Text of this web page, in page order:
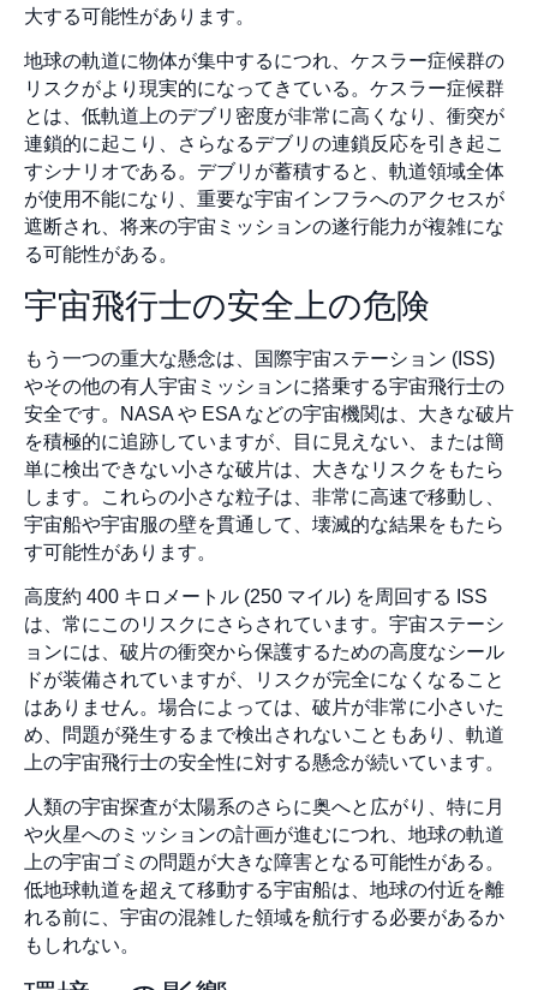
大する可能性があります。
地球の軌道に物体が集中するにつれ、ケスラー症候群の
リスクがより現実的になってきている。ケスラー症候群
とは、低軌道上のデブリ密度が非常に高くなり、衝突が
連鎖的に起こり、さらなるデブリの連鎖反応を引き起こ
すシナリオである。デブリが蓄積すると、軌道領域全体
が使用不能になり、重要な宇宙インフラへのアクセスが
遮断され、将来の宇宙ミッションの遂行能力が複雑にな
る可能性がある。
宇宙飛行士の安全上の危険
もう一つの重大な懸念は、国際宇宙ステーション (ISS)
やその他の有人宇宙ミッションに搭乗する宇宙飛行士の
安全です。NASA や ESA などの宇宙機関は、大きな破片
を積極的に追跡していますが、目に見えない、または簡
単に検出できない小さな破片は、大きなリスクをもたら
します。これらの小さな粒子は、非常に高速で移動し、
宇宙船や宇宙服の壁を貫通して、壊滅的な結果をもたら
す可能性があります。
高度約 400 キロメートル (250 マイル) を周回する ISS
は、常にこのリスクにさらされています。宇宙ステーシ
ョンには、破片の衝突から保護するための高度なシール
ドが装備されていますが、リスクが完全になくなること
はありません。場合によっては、破片が非常に小さいた
め、問題が発生するまで検出されないこともあり、軌道
上の宇宙飛行士の安全性に対する懸念が続いています。
人類の宇宙探査が太陽系のさらに奥へと広がり、特に月
や火星へのミッションの計画が進むにつれ、地球の軌道
上の宇宙ゴミの問題が大きな障害となる可能性がある。
低地球軌道を超えて移動する宇宙船は、地球の付近を離
れる前に、宇宙の混雑した領域を航行する必要があるか
もしれない。